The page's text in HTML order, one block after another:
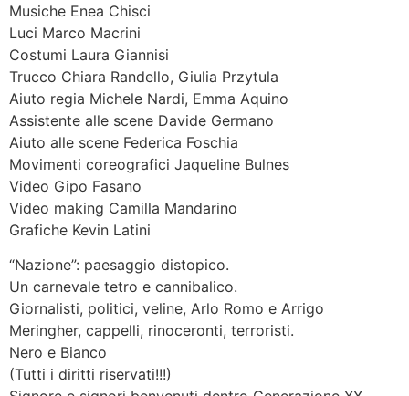
Musiche Enea Chisci
Luci Marco Macrini
Costumi Laura Giannisi
Trucco Chiara Randello, Giulia Przytula
Aiuto regia Michele Nardi, Emma Aquino
Assistente alle scene Davide Germano
Aiuto alle scene Federica Foschia
Movimenti coreografici Jaqueline Bulnes
Video Gipo Fasano
Video making Camilla Mandarino
Grafiche Kevin Latini
“Nazione”: paesaggio distopico.
Un carnevale tetro e cannibalico.
Giornalisti, politici, veline, Arlo Romo e Arrigo
Meringher, cappelli, rinoceronti, terroristi.
Nero e Bianco
(Tutti i diritti riservati!!!)